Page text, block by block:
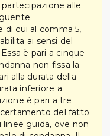
partecipazione alle
di cui al comma 5,
ai sensi del
è pari a cinque
non fissa la
alla durata della
inferiore a
è pari a tre
del fatto
linee guida, ove non